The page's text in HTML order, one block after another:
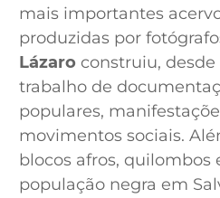
mais importantes
produzidas por
Lázaroconstruiu, desde
trabalho de
populares,
movimentos sociais.
blocos afros, quilombos
população negra em